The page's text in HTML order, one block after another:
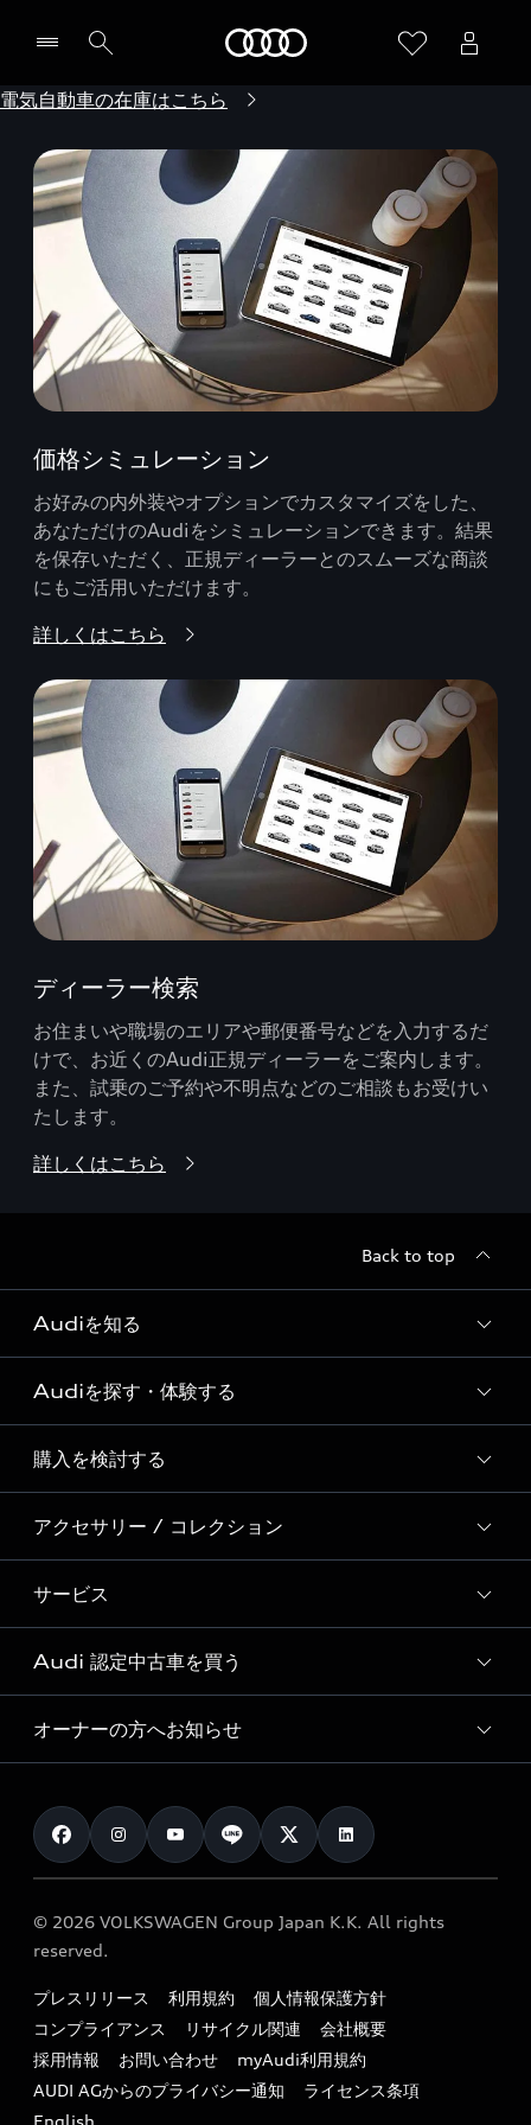
電気自動車の在庫はこちら
価格シミュレーション
お好みの内外装やオプションでカスタマイズをした、
あなただけのAudiをシミュレーションできます。結果
を保存いただく、正規ディーラーとのスムーズな商談
にもご活用いただけます。
詳しくはこちら
ディーラー検索
お住まいや職場のエリアや郵便番号などを入力するだ
けで、お近くのAudi正規ディーラーをご案内します。
また、試乗のご予約や不明点などのご相談もお受けい
たします。
詳しくはこちら
Back to top
Audiを知る
Audi ブランド
Story of Progress
Audi Sport
Formula 1®
デジタルサービス
Audiを探す・体験する
ディーラー検索
新車在庫検索
試乗車・展示車検索
見積り依頼
試乗予約
購入を検討する
モデル一覧
特別仕様モデル / 限定モデル
e-tronラインアップ
価格シミュレーション
車両比較
カタログ一覧
アクセサリー / コレクション
純正アクセサリー
オンラインショップ
Audi collection
アウディナビアプリ
サービス
サービス入庫予約
サービスプログラム
メンテナンス
車検 / 定期点検
e-tronアフターサポート
myAudi
Audi 認定中古車を買う
Audi認定中古車
クオリティ
保証
メンテナンス
ファイナンス
キャンペーン / イベント
買取査定
オーナーの方へお知らせ
お知らせ
オーナー様向けキャンペーン
特定整備適用車一覧
リサイクル法
よくある質問（FAQ）
© 2026 VOLKSWAGEN Group Japan K.K. All rights
reserved.
プレスリリース 利用規約
個人情報保護方針
コンプライアンス
リサイクル関連
会社概要
採用情報
お問い合わせ
myAudi利用規約
AUDI AGからのプライバシー通知
ライセンス条項
English